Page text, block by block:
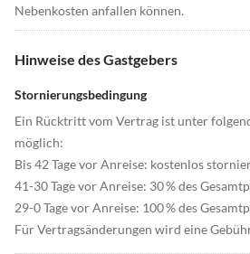
Nebenkosten anfallen können.
Hinweise des Gastgebers
Stornierungsbedingung
Ein Rücktritt vom Vertrag ist unter
möglich:
Bis 42 Tage vor Anreise: kostenlos
41-30 Tage vor Anreise: 30 % des
29-0 Tage vor Anreise: 100 % des
Für Vertragsänderungen wird eine